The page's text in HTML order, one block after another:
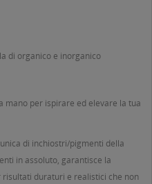
di organico e inorganico
mano per ispirare ed elevare la tua
di inchiostri/pigmenti della
in assoluto, garantisce la
duraturi e realistici che non